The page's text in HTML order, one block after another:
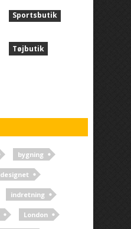
Sportsbutik
Tøjbutik
bygning
designet
indretning
London